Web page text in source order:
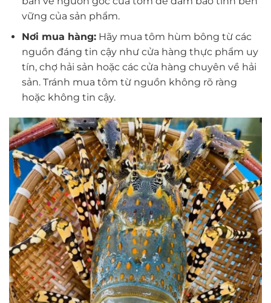
vững của sản phẩm.
Nơi mua hàng:Hãy mua tôm hùm bông từ các
nguồn đáng tin cậy như cửa hàng thực phẩm uy
tín, chợ hải sản hoặc các cửa hàng chuyên về hải
sản. Tránh mua tôm từ nguồn không rõ ràng
hoặc không tin cậy.